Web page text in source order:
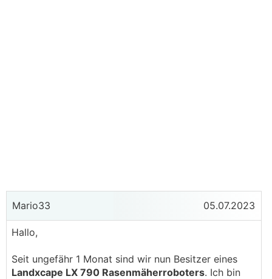
Mario33 05.07.2023
Hallo,
Seit ungefähr 1 Monat sind wir nun Besitzer eines
Landxcape LX 790 Rasenmäherroboters. Ich bin